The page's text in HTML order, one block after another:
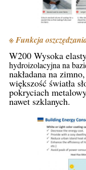
※ Funkcja
W200 Wysoka
hydroizolacyjna na
nakładana na
większość światła
pokryciach
nawet szklanych.